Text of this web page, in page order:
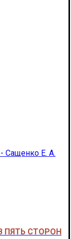
Сащенко Е. А.
ПЯТЬ СТОРОН